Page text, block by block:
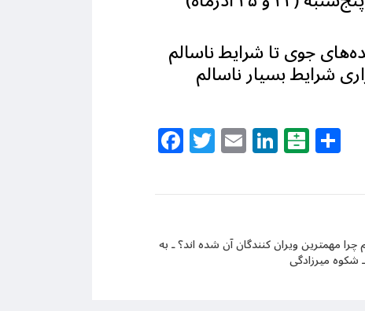
جوی تا شرایط ناسالم
شرایط بسیار ناسالم
Facebook
Twitter
EmailLinkedIn
مهمترین ویران کنندگان آن شده اند؟ ـ به
میرزادگی